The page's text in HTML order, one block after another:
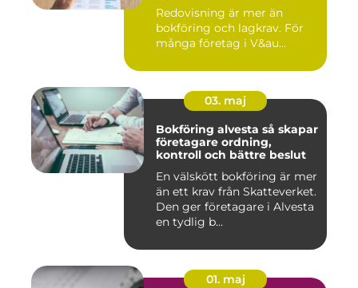
Redovisning är mer än
bokföring och lagkrav. För
många företag i V&au...
03. maj
Bokföring alvesta så skapar
företagare ordning,
kontroll och bättre beslut
En välskött bokföring är mer
än ett krav från Skatteverket.
Den ger företagare i Alvesta
en tydlig b...
01. maj